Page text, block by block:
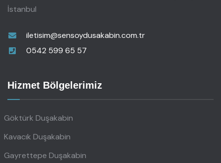
İstanbul
iletisim@sensoydusakabin.com.tr
0542 599 65 57
Hizmet Bölgelerimiz
Göktürk Duşakabin
Kavacık Duşakabin
Gayrettepe Duşakabin